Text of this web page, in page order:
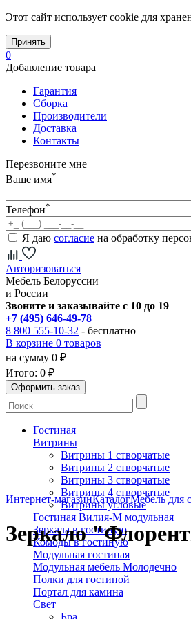
Этот сайт использует cookie для
Принять
0
Добавление товара
Гарантия
Сборка
Производители
Доставка
Контакты
Перезвоните мне
Ваше имя*
Телефон*
Я даю согласие на обработку
Авторизоваться
Мебель Белоруссии
и России
Звоните и заказывайте с 10 до 19
+7 (495) 646-49-78
8 800 555-10-32 - бесплатно
В корзине 0 товаров
на сумму 0 ₽
Итого: 0 ₽
Гостиная
Витрины
Витрины 1 створчатые
Витрины 2 створчатые
Витрины 3 створчатые
Витрины 4 створчатые
Витрины угловые
Гостиная Вилия-М модульная
Зеркала в гостиную
Комоды в гостиную
Модульная гостиная
Модульная мебель Молодечно
Полки для гостиной
Портал для камина
Свет
Интернет-магазинКаталогМебель для
Зеркало